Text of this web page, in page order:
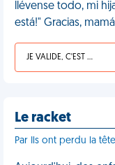
llévense todo, mi
está!" Gracias,
JE VALIDE, C'EST UNE VDM
Le racket
Par Ils ont perdu la